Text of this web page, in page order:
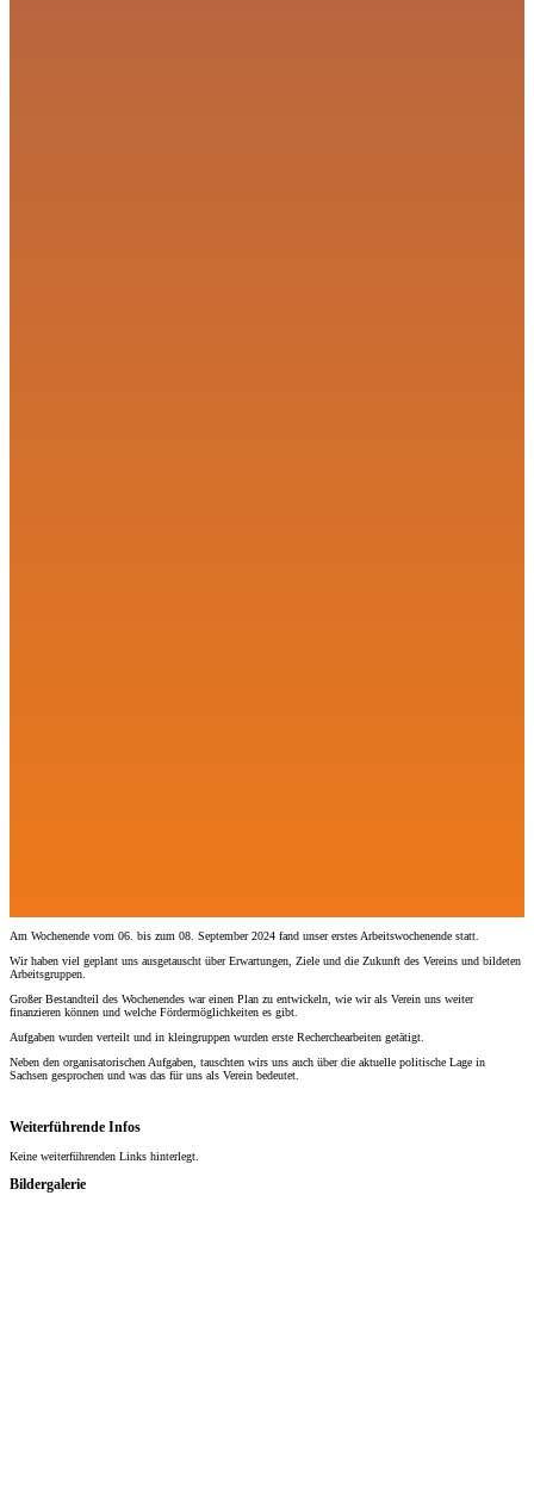
Am Wochenende vom 06. bis zum 08. September 2024 fand unser erstes Arbeitswochenende statt.
Wir haben viel geplant uns ausgetauscht über Erwartungen, Ziele und die Zukunft des Vereins und bildeten
Arbeitsgruppen.
Großer Bestandteil des Wochenendes war einen Plan zu entwickeln, wie wir als Verein uns weiter
finanzieren können und welche Fördermöglichkeiten es gibt.
Aufgaben wurden verteilt und in kleingruppen wurden erste Recherchearbeiten getätigt.
Neben den organisatorischen Aufgaben, tauschten wirs uns auch über die aktuelle politische Lage in
Sachsen gesprochen und was das für uns als Verein bedeutet.
Weiterführende Infos
Keine weiterführenden Links hinterlegt.
Bildergalerie